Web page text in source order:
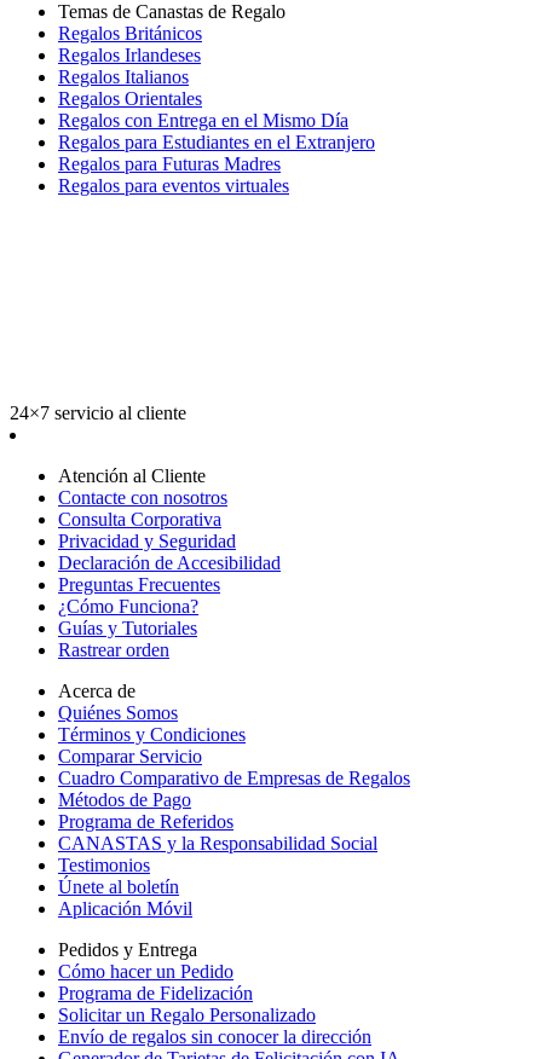
Temas de Canastas de Regalo
Regalos Británicos
Regalos Irlandeses
Regalos Italianos
Regalos Orientales
Regalos con Entrega en el Mismo Día
Regalos para Estudiantes en el Extranjero
Regalos para Futuras Madres
Regalos para eventos virtuales
24×7 servicio al cliente
Atención al Cliente
Contacte con nosotros
Consulta Corporativa
Privacidad y Seguridad
Declaración de Accesibilidad
Preguntas Frecuentes
¿Cómo Funciona?
Guías y Tutoriales
Rastrear orden
Acerca de
Quiénes Somos
Términos y Condiciones
Comparar Servicio
Cuadro Comparativo de Empresas de Regalos
Métodos de Pago
Programa de Referidos
CANASTAS y la Responsabilidad Social
Testimonios
Únete al boletín
Aplicación Móvil
Pedidos y Entrega
Cómo hacer un Pedido
Programa de Fidelización
Solicitar un Regalo Personalizado
Envío de regalos sin conocer la dirección